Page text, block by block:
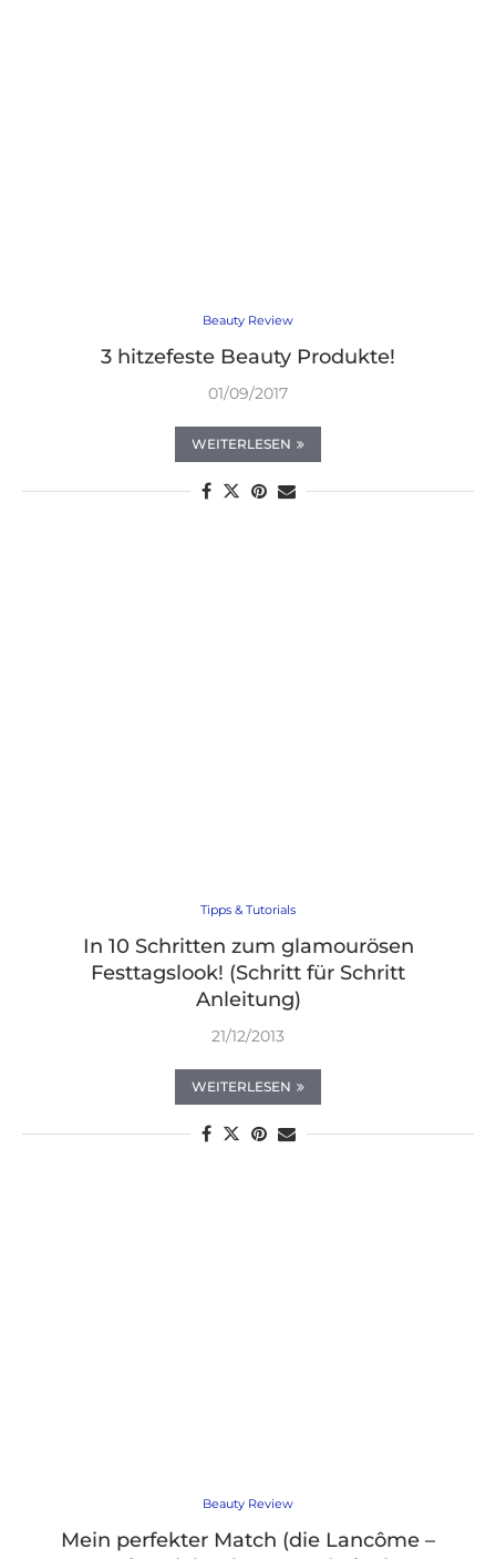
Beauty Review
3 hitzefeste Beauty Produkte!
01/09/2017
WEITERLESEN
Tipps & Tutorials
In 10 Schritten zum glamourösen
Festtagslook! (Schritt für Schritt
Anleitung)
21/12/2013
WEITERLESEN
Beauty Review
Mein perfekter Match (die Lancôme –